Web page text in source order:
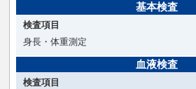
基本検査
検査項目
身長・体重測定
血液検査
検査項目